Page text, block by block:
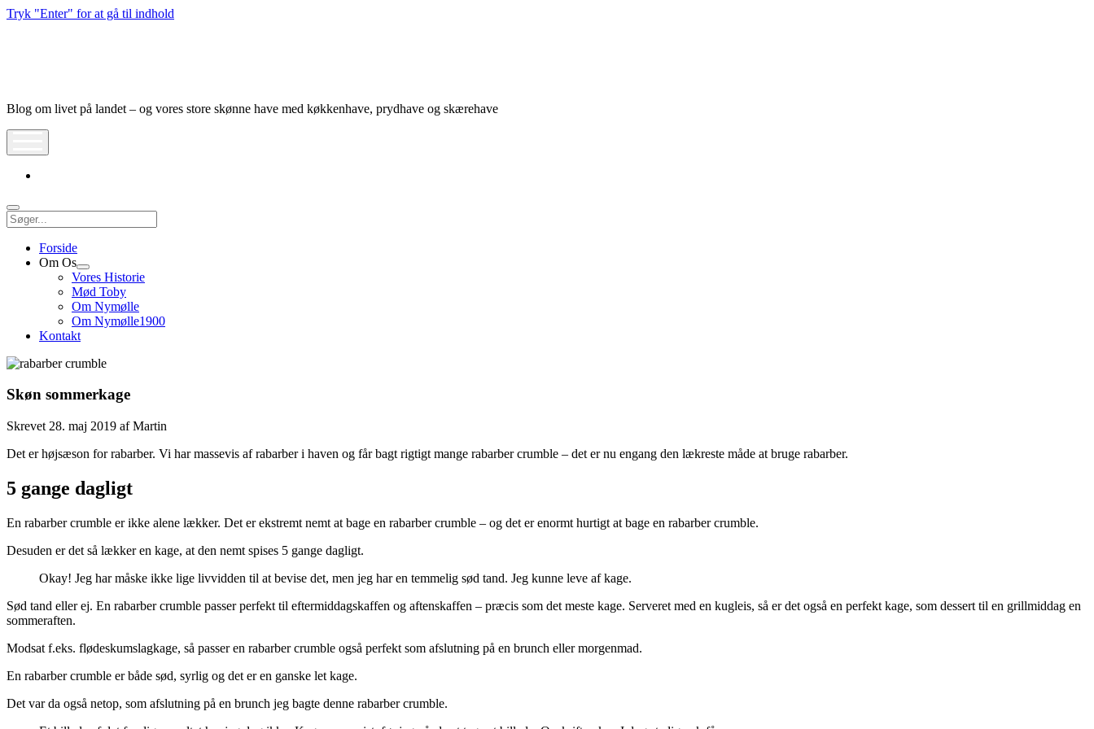
Tryk "Enter" for at gå til indhold
Blog om livet på landet – og vores store skønne have med køkkenhave, prydhave og skærehave
Søg
Forside
Om Os
Åbn
dropdown
meny
Vores Historie
Mød Toby
Om Nymølle
Om Nymølle1900
Kontakt
Skøn sommerkage
Skrevet 28. maj 2019 afMartin
Det er højsæson for rabarber. Vi har massevis af rabarber i haven og får bagt rigtigt mange rabarber crumble – det er nu engang den lækreste måde at bruge rabarber.
5 gange dagligt
En rabarber crumble er ikke alene lækker. Det er ekstremt nemt at bage en rabarber crumble – og det er enormt hurtigt at bage en rabarber crumble.
Desuden er det så lækker en kage, at den nemt spises 5 gange dagligt.
Okay! Jeg har måske ikke lige livvidden til at bevise det, men jeg har en temmelig sød tand. Jeg kunne leve af kage.
Sød tand eller ej. En rabarber crumble passer perfekt til eftermiddagskaffen og aftenskaffen – præcis som det meste kage. Serveret med en kugleis, så er det også en perfekt kage, som dessert til en grillmiddag en
sommeraften.
Modsat f.eks. flødeskumslagkage, så passer en rabarber crumble også perfekt som afslutning på en brunch eller morgenmad.
En rabarber crumble er både sød, syrlig og det er en ganske let kage.
Det var da også netop, som afslutning på en brunch jeg bagte denne rabarber crumble.